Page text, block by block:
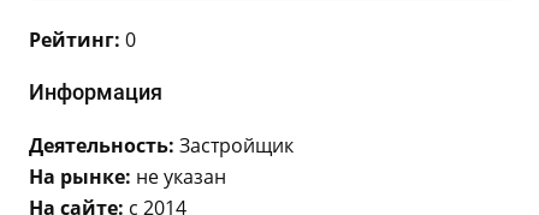
Рейтинг: 0
Информация
Деятельность: Застройщик
На рынке: не указан
На сайте: с 2014